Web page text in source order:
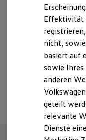
Batterie
Kosten und
E-
Software
Die
ID.
Effektivität
nicht,
basiert auf
sowie
anderen
geteilt
relevante
Dienste